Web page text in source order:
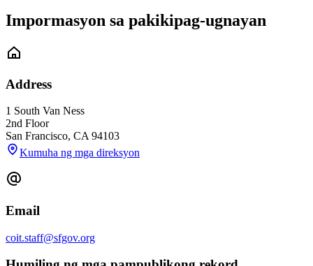
Impormasyon sa pakikipag-ugnayan
Address
1 South Van Ness
2nd Floor
San Francisco, CA 94103
Kumuha ng mga direksyon
Email
coit.staff@sfgov.org